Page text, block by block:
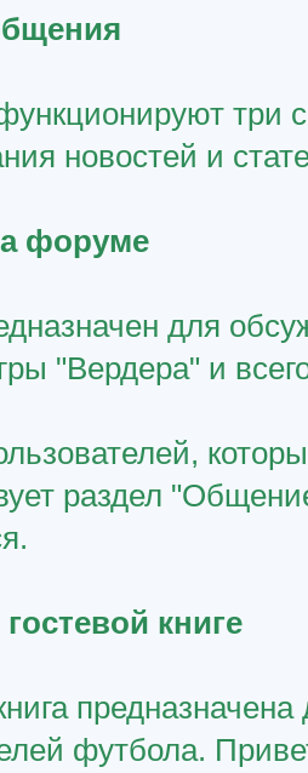
три
новостей и
форуме
для
"Вердера" и
раздел
книге
футбола.